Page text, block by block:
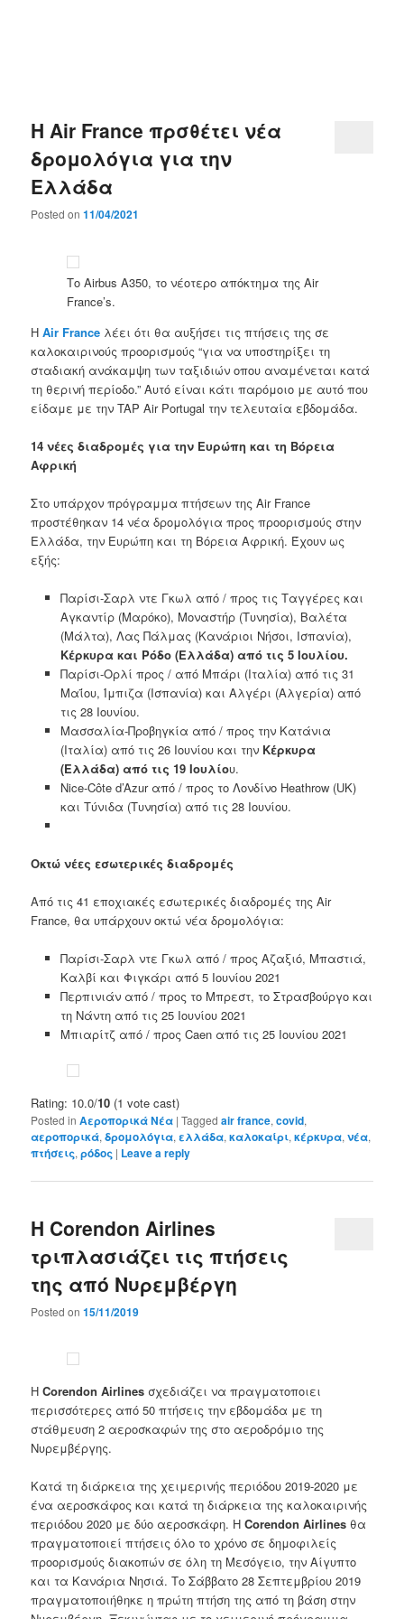
Η Air France πρσθέτει νέα
δρομολόγια για την
Ελλάδα
Posted on11/04/2021
Το Airbus A350, το νέοτερο απόκτημα της Air
France’s.
ΗAir France λέει ότι θα αυξήσει τις πτήσεις της σε
καλοκαιρινούς προορισμούς “για να υποστηρίξει τη
σταδιακή ανάκαμψη των ταξιδιών οπου αναμένεται κατά
τη θερινή περίοδο.” Αυτό είναι κάτι παρόμοιο με αυτό που
είδαμε με την TAP Air Portugal την τελευταία εβδομάδα.
14 νέες διαδρομές για την Ευρώπη και τη Βόρεια
Αφρική
Στο υπάρχον πρόγραμμα πτήσεων της Air France
προστέθηκαν 14 νέα δρομολόγια προς προορισμούς στην
Ελλάδα, την Ευρώπη και τη Βόρεια Αφρική. Έχουν ως
εξής:
Παρίσι-Σαρλ ντε Γκωλ από / προς τις Ταγγέρες και
Αγκαντίρ (Μαρόκο), Μοναστήρ (Τυνησία), Βαλέτα
(Μάλτα), Λας Πάλμας (Κανάριοι Νήσοι, Ισπανία),
Κέρκυρα και Ρόδο (Ελλάδα) από τις 5 Ιουλίου.
Παρίσι-Ορλί προς / από Μπάρι (Ιταλία) από τις 31
Μαΐου, Ίμπιζα (Ισπανία) και Αλγέρι (Αλγερία) από
τις 28 Ιουνίου.
Μασσαλία-Προβηγκία από / προς την Κατάνια
(Ιταλία) από τις 26 Ιουνίου και την Κέρκυρα
(Ελλάδα) από τις 19 Ιουλίου.
Nice-Côte d’Azur από / προς το Λονδίνο Heathrow (UK)
και Τύνιδα (Τυνησία) από τις 28 Ιουνίου.
Οκτώ νέες εσωτερικές διαδρομές
Από τις 41 εποχιακές εσωτερικές διαδρομές της Air
France, θα υπάρχουν οκτώ νέα δρομολόγια:
Παρίσι-Σαρλ ντε Γκωλ από / προς Αζαξιό, Μπαστιά,
Καλβί και Φιγκάρι από 5 Ιουνίου 2021
Περπινιάν από / προς το Μπρεστ, το Στρασβούργο και
τη Νάντη από τις 25 Ιουνίου 2021
Μπιαρίτζ από / προς Caen από τις 25 Ιουνίου 2021
Rating: 10.0/10 (1 vote cast)
Posted in Αεροπορικά Νέα |Tagged air france,covid,
αεροπορικά,δρομολόγια,ελλάδα,καλοκαίρι,κέρκυρα,νέα,
πτήσεις,ρόδος | Leave a reply
Η Corendon Airlines
τριπλασιάζει τις πτήσεις
της από Νυρεμβέργη
Posted on15/11/2019
ΗCorendon Airlines σχεδιάζει να πραγματοποιει
περισσότερες από 50 πτήσεις την εβδομάδα με τη
στάθμευση 2 αεροσκαφών της στο αεροδρόμιο της
Νυρεμβέργης.
Κατά τη διάρκεια της χειμερινής περιόδου 2019-2020 με
ένα αεροσκάφος και κατά τη διάρκεια της καλοκαιρινής
περιόδου 2020 με δύο αεροσκάφη. ΗCorendon Airlines θα
πραγματοποιεί πτήσεις όλο το χρόνο σε δημοφιλείς
προορισμούς διακοπών σε όλη τη Μεσόγειο, την Αίγυπτο
και τα Κανάρια Νησιά. Το Σάββατο 28 Σεπτεμβρίου 2019
πραγματοποιήθηκε η πρώτη πτήση της από τη βάση στην